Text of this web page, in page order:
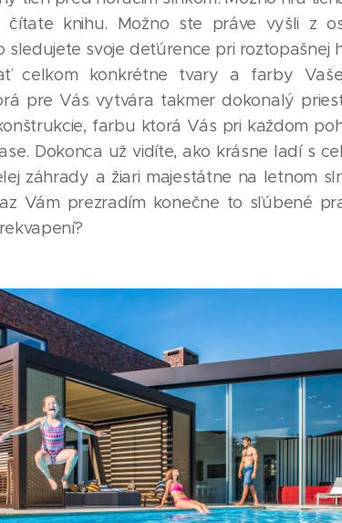
čítate knihu. Možno ste práve vyšli z
sledujete svoje deťúrence pri roztopašnej
celkom konkrétne tvary a farby
pre Vás vytvára takmer dokonalý
farbu ktorá Vás pri každom
Dokonca už vidíte, ako krásne ladí s
záhrady a žiari majestátne na letnom
Vám prezradím konečne to sľúbené